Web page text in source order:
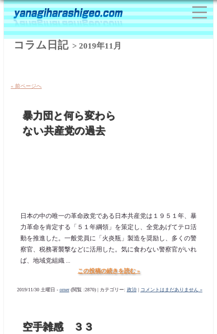
コラム日記> 2019年11月
« 前ページへ
暴力団と何ら変わら
ない共産党の過去
日本の中の唯一の革命政党である日本共産党は１９５１年、暴
力革命を肯定する「５１年綱領」を策定し、全党あげてテロ活
動を推進した。一般党員に「火炎瓶」製造を奨励し、多くの警
察官、税務署襲撃などに活用した。気に食わない警察官がいれ
ば、地域党組織 ...
この投稿の続きを読む »
2019/11/30 土曜日 - orner(閲覧 :2870) | カテゴリー: 政治| コメントはまだありません »
空手雑感 ３３